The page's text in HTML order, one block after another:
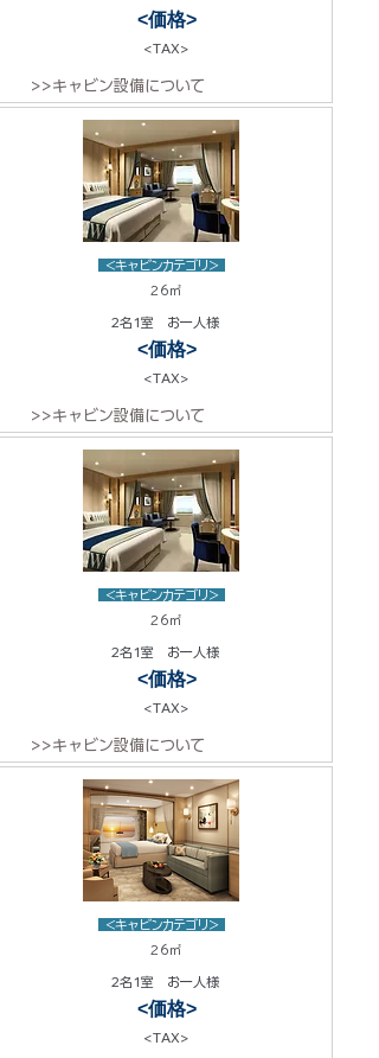
<価格>
<TAX>
>>キャビン設備について
<キャビンカテゴリ>
26㎡
2名1室 お一人様
<価格>
<TAX>
>>キャビン設備について
<キャビンカテゴリ>
26㎡
2名1室 お一人様
<価格>
<TAX>
>>キャビン設備について
<キャビンカテゴリ>
26㎡
2名1室 お一人様
<価格>
<TAX>